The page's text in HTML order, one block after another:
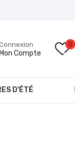
Mon Compte
0
D'ÉTÉ